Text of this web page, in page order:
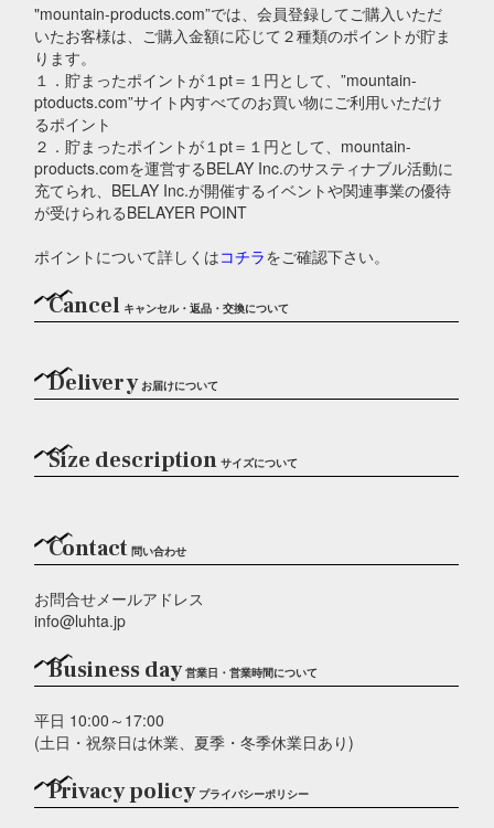
"mountain-products.com”では、会員登録してご購入いただ
いたお客様は、ご購入金額に応じて２種類のポイントが貯ま
ります。
１．貯まったポイントが１pt＝１円として、”mountain-
ptoducts.com”サイト内すべてのお買い物にご利用いただけ
るポイント
２．貯まったポイントが１pt＝１円として、mountain-
products.comを運営するBELAY Inc.のサスティナブル活動に
充てられ、BELAY Inc.が開催するイベントや関連事業の優待
が受けられるBELAYER POINT
ポイントについて詳しくはコチラをご確認下さい。
Cancel キャンセル・返品・交換について
Deliveryお届けについて
Size description サイズについて
Contact 問い合わせ
お問合せメールアドレス
info@luhta.jp
Business day営業日・営業時間について
平日 10:00～17:00
(土日・祝祭日は休業、夏季・冬季休業日あり)
Privacy policyプライバシーポリシー